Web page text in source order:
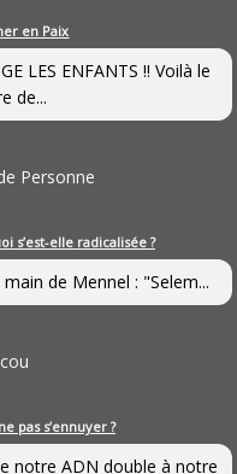
en Paix
LES ENFANTS !! Voilà le
de...
Personne
s’est-elle radicalisée ?
de Mennel : "Selem...
pas s’ennuyer ?
notre ADN double à notre